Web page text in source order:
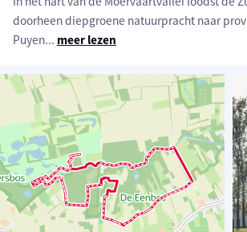
doorheen diepgroene natuurpracht naar
Puyen... meer lezen